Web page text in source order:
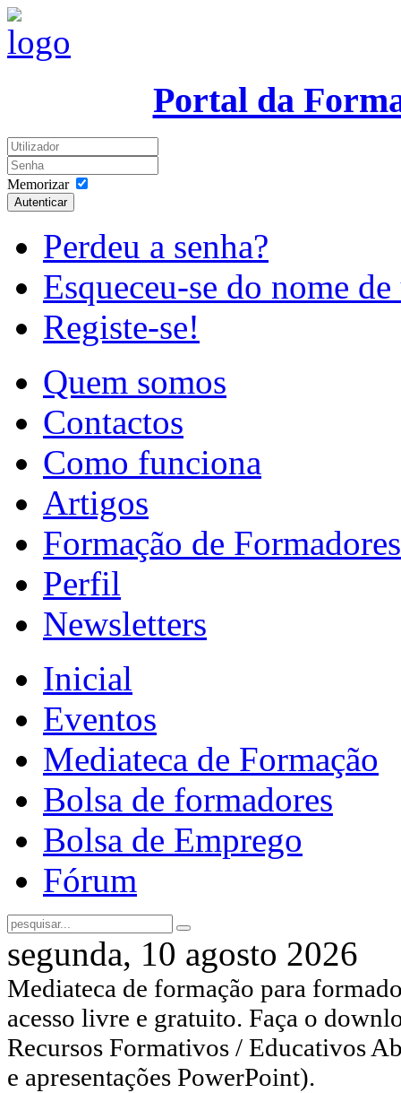
Portal da
Memorizar
Autenticar
Perdeu a senha?
Esqueceu-se do nome
Registe-se!
Quem somos
Contactos
Como funciona
Artigos
Formação de Formadores
Perfil
Newsletters
Inicial
Eventos
Mediateca de Formação
Bolsa de formadores
Bolsa de Emprego
Fórum
segunda, 10 agosto 2026
Mediateca de formação para
acesso livre e gratuito. Faça o
Recursos Formativos / Educativos
e apresentações PowerPoint).